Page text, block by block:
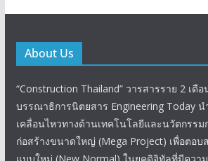
About Us
“Construction Thailand” วารสารราย 2 เดื
บรรณาธิการนิตยสาร Engineering Today
เคลื่อนไหวทางด้านเทคโนโลยีและนวัตกรรม
ก่อสร้างขนาดใหญ่ (Mega Project) เพื่อตอบ